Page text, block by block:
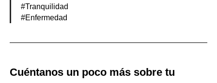
#Tranquilidad
#Enfermedad
Cuéntanos un poco más sobre tu